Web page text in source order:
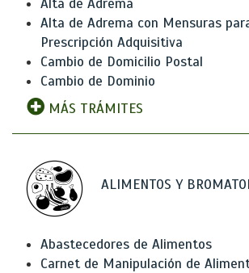
Alta de Adrema
Alta de Adrema con Mensuras
Prescripción Adquisitiva
Cambio de Domicilio Postal
Cambio de Dominio
MÁS TRÁMITES
ALIMENTOS Y
Abastecedores de Alimentos
Carnet de Manipulación de